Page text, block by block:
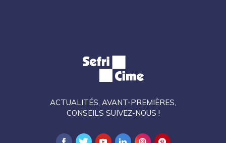
ACTUALITÉS, AVANT-PREMIÈRES,
CONSEILS SUIVEZ-NOUS !